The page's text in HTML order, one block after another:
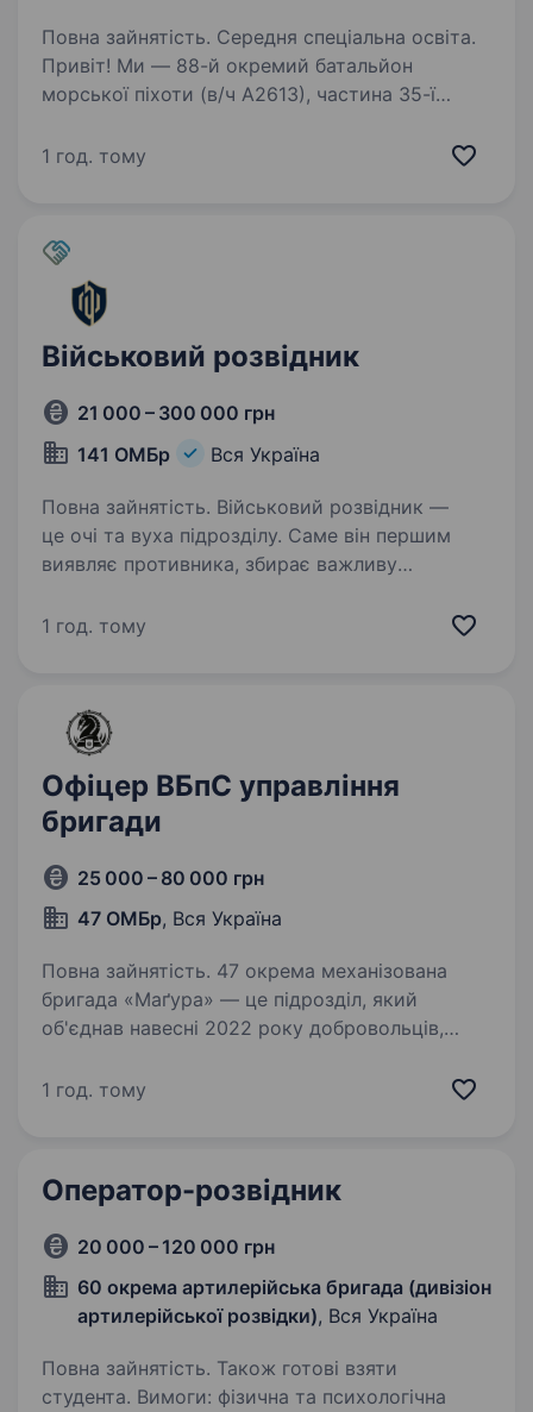
Повна зайнятість. Середня спеціальна освіта.
Привіт! Ми — 88-й окремий батальйон
морської піхоти (в/ч А2613), частина 35-ї
Збройних сил України. Наш девіз — «Ми там,
1 год. тому
Військовий розвідник
21 000 – 300 000 грн
141 ОМБр
Вся Україна
Повна зайнятість. Військовий розвідник —
це очі та вуха підрозділу. Саме він першим
виявляє противника, збирає важливу
та допомагає командуванню приймати
1 год. тому
Офіцер ВБпС управління
бригади
25 000 – 80 000 грн
47 ОМБр, Вся Україна
Повна зайнятість. 47 окрема механізована
бригада «Маґура» — це підрозділ, який
об'єднав навесні 2022 року добровольців,
прийшов на нашу землю. З того часу
1 год. тому
Оператор-розвідник
20 000 – 120 000 грн
60 окрема артилерійська бригада (дивізіон
артилерійської розвідки), Вся Україна
Повна зайнятість. Також готові взяти
студента. Вимоги: фізична та психологічна